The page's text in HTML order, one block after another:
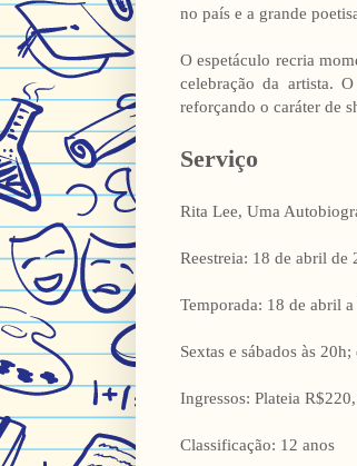
no país e a grande
O espetáculo recria
celebração da artista.
reforçando o caráter de
Serviço
Rita Lee, Uma
Reestreia: 18 de abril de
Temporada: 18 de abril
Sextas e sábados às
Ingressos: Plateia
Classificação: 12 anos